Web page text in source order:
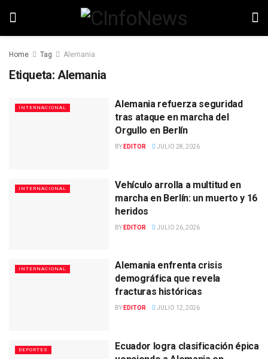
Home Tag Alemania
Etiqueta: Alemania
INTERNACIONAL
Alemania refuerza seguridad
tras ataque en marcha del
Orgullo en Berlín
BY EDITOR JULIO 28, 2026
INTERNACIONAL
Vehículo arrolla a multitud en
marcha en Berlín: un muerto y 16
heridos
BY EDITOR JULIO 26, 2026
INTERNACIONAL
Alemania enfrenta crisis
demográfica que revela
fracturas históricas
BY EDITOR JULIO 12, 2026
DEPORTES
Ecuador logra clasificación épica